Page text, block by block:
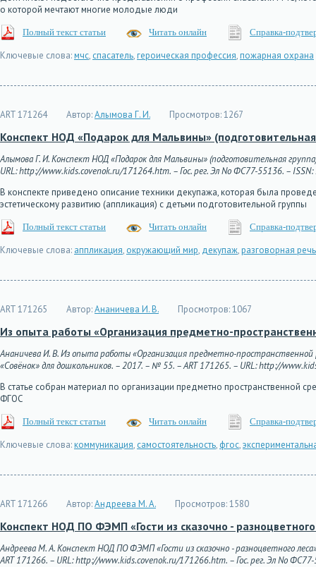
о которой мечтают многие молодые люди
Полный текст статьи Читать онлайн Справка-
Ключевые слова:мчс, спасатель,героическая профессия,пожарная охрана
ART 171264 Автор:Алымова Г. И. Просмотров:1267
Конспект НОД «Подарок для Мальвины»
Алымова Г. И. Конспект НОД «Подарок для Мальвины» (подготовительная
URL: http://www.kids.covenok.ru/171264.htm. – Гос. рег. Эл No ФС77-55136. –
В конспекте приведено описание техники декупажа, которая была
эстетическому развитию (аппликация) с детьми подготовительной группы
Полный текст статьи Читать онлайн Справка-
Ключевые слова: аппликация, окружающий мир, декупаж,разговорная речь
ART 171265 Автор:Ананичева И. В. Просмотров:1067
Из опыта работы «Организация предметно-
Ананичева И. В. Из опыта работы «Организация предметно-
«Совёнок» для дошкольников. – 2017. – № 55. – ART 171265. – URL: http://
В статье собран материал по организации предметно
ФГОС
Полный текст статьи Читать онлайн Справка-
Ключевые слова:коммуникация, самостоятельность, фгос,
ART 171266 Автор:Андреева М. А. Просмотров:1580
Конспект НОД ПО ФЭМП «Гости из сказочно - разноцветного
Андреева М. А. Конспект НОД ПО ФЭМП «Гости из сказочно - разноцветного
ART 171266. – URL: http://www.kids.covenok.ru/171266.htm. – Гос. рег. Эл No